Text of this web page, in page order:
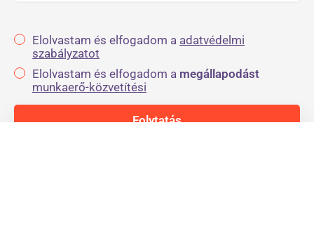
Elolvastam és elfogadom a adatvédelmi
szabályzatot
Elolvastam és elfogadom a megállapodást
munkaerő-közvetítési